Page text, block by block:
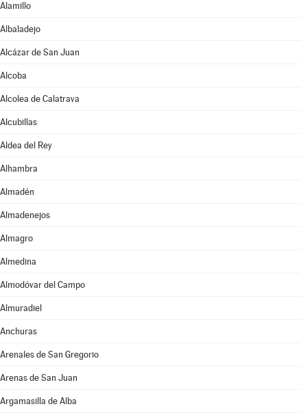
Alamillo
Albaladejo
Alcázar de San Juan
Alcoba
Alcolea de Calatrava
Alcubillas
Aldea del Rey
Alhambra
Almadén
Almadenejos
Almagro
Almedina
Almodóvar del Campo
Almuradiel
Anchuras
Arenales de San Gregorio
Arenas de San Juan
Argamasilla de Alba